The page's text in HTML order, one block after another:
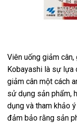
Viên uống giảm
Kobayashi là sự lựa
giảm cân một cách
sử dụng sản phẩm,
dụng và tham khảo
đảm bảo rằng sản